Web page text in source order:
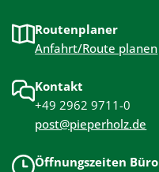
Routenplaner
Anfahrt/Route planen
Kontakt
+49 2962 9711-0
post@pieperholz.de
Öffnungszeiten Büro